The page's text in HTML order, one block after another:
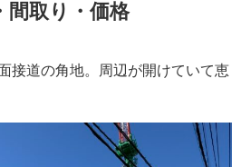
間取り・価格
接道の角地。周辺が開けていて恵